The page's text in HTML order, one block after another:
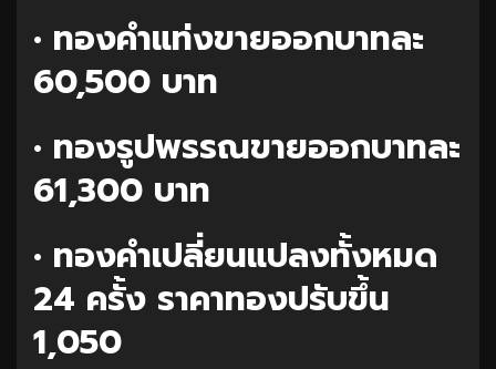
• ทองคำแท่งขายออกบาทละ
60,500 บาท
• ทองรูปพรรณขายออกบาทละ
61,300 บาท
• ทองคำเปลี่ยนแปลงทั้งหมด
24 ครั้ง ราคาทองปรับขึ้น
1,050